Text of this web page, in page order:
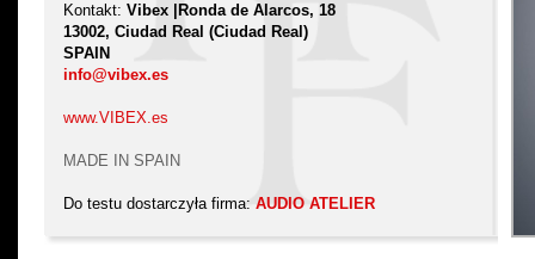
Kontakt: Vibex |Ronda de Alarcos, 18
13002, Ciudad Real (Ciudad Real)
SPAIN
info@vibex.es
www.VIBEX.es
MADE IN SPAIN
Do testu dostarczyła firma: AUDIO ATELIER